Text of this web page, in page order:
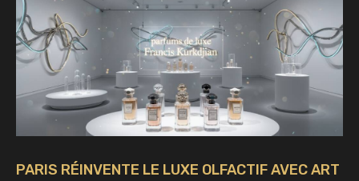
PARIS RÉINVENTE LE LUXE OLFACTIF AVEC ART